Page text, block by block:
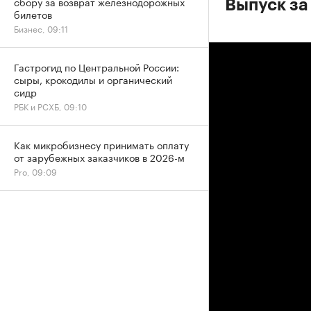
Выпуск
билетов
Бизнес, 09:11
Гастрогид по Центральной России:
сыры, крокодилы и органический
сидр
РБК и РСХБ, 09:10
Как микробизнесу принимать оплату
от зарубежных заказчиков в 2026-м
Pro, 09:09